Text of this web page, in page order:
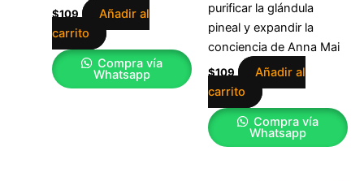
$109
Añadir al
carrito
Compra vía
Whatsapp
purificar la glándula
pineal y expandir la
conciencia de Anna Mai
$109
Añadir al
carrito
Compra vía
Whatsapp